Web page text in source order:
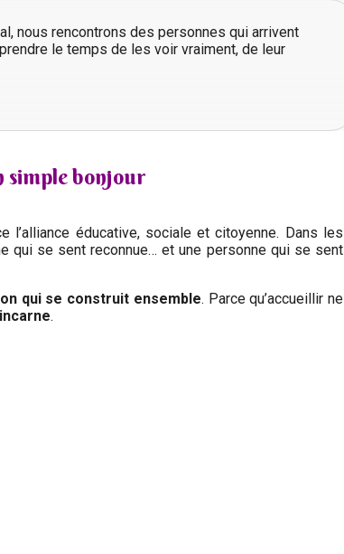
nous rencontrons des personnes qui arrivent
le temps de les voir vraiment, de leur
simple bonjour
l’alliance éducative, sociale et citoyenne. Dans les
qui se sent reconnue… et une personne qui se sent
qui se construit ensemble. Parce qu’accueillir ne
.